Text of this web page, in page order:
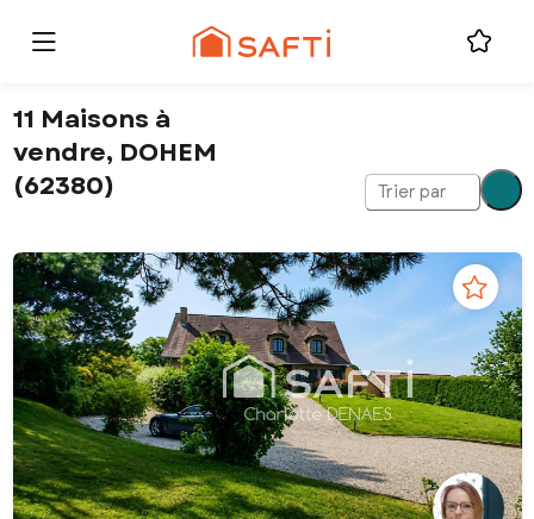
11 Maisons à
vendre, DOHEM
(62380)
Trier par